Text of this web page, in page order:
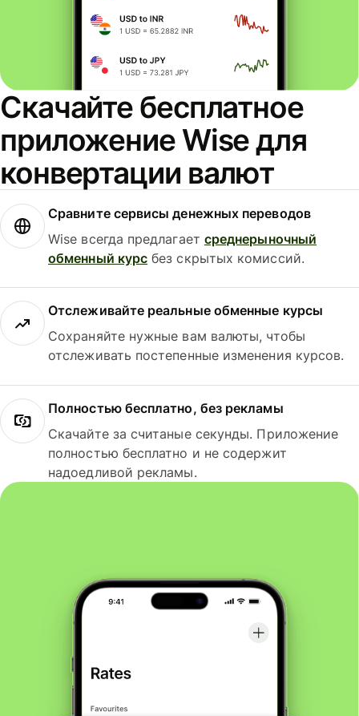
Скачайте бесплатное
приложение Wise для
конвертации валют
Сравните сервисы денежных переводов
Wise всегда предлагает среднерыночный
обменный курс без скрытых комиссий.
Отслеживайте реальные обменные курсы
Сохраняйте нужные вам валюты, чтобы
отслеживать постепенные изменения курсов.
Полностью бесплатно, без рекламы
Скачайте за считаные секунды. Приложение
полностью бесплатно и не содержит
надоедливой рекламы.